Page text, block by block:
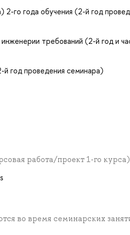
го года обучения (2-й год
требований (2-й год и
год проведения семинара)
работа/проект 1-го курса)
во время семинарских